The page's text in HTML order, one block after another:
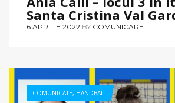
Santa Cristina Val
6 APRILIE 2022 BY COMUNICARE
COMUNICATE, HANDBAL